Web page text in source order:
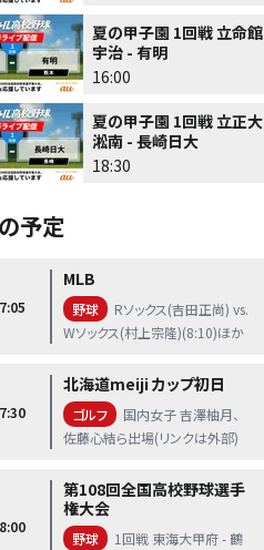
夏の甲子園 1回戦 立命館
宇治 - 有明
16:00
夏の甲子園 1回戦 立正大
淞南 - 長崎日大
18:30
予定
7:05
MLB
野球
Rソックス(吉田正尚) vs.
Wソックス(村上宗隆)(8:10)ほか
7:30
北海道meiji カップ初日
ゴルフ
国内女子 吉澤柚月、
佐藤心結ら出場(リンクは外部)
8:00
第108回全国高校野球選手
権大会
野球
1回戦 東海大甲府 - 鶴